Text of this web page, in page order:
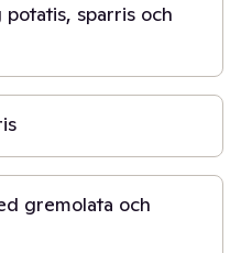
sparris och
gremolata och